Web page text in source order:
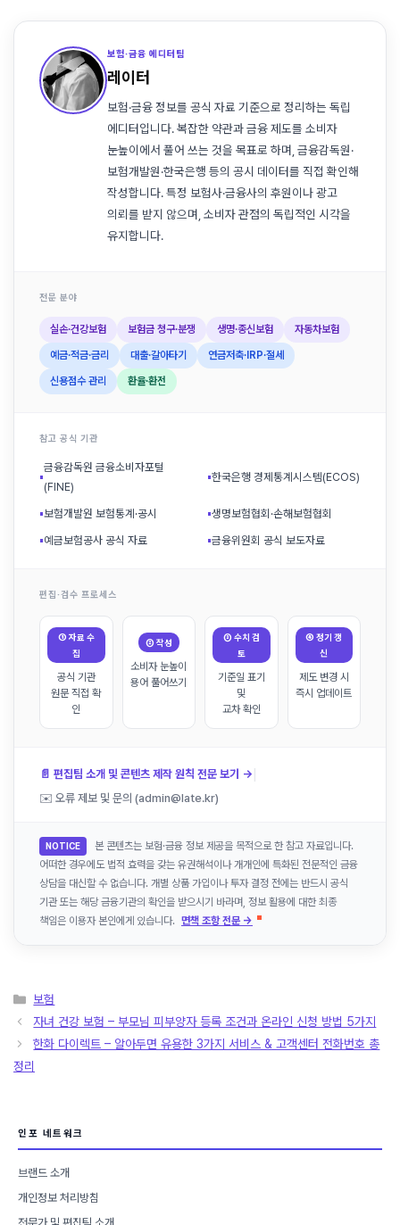
보험·금융 에디터팀
레이터
보험·금융 정보를 공식 자료 기준으로 정리하는 독립
에디터입니다. 복잡한 약관과 금융 제도를 소비자
눈높이에서 풀어 쓰는 것을 목표로 하며, 금융감독원·
보험개발원·한국은행 등의 공시 데이터를 직접 확인해
작성합니다. 특정 보험사·금융사의 후원이나 광고
의뢰를 받지 않으며, 소비자 관점의 독립적인 시각을
유지합니다.
전문 분야
실손·건강보험 보험금 청구·분쟁 생명·종신보험 자동차보험
예금·적금·금리 대출·갈아타기 연금저축·IRP·절세
신용점수 관리 환율·환전
참고 공식 기관
▪
금융감독원 금융소비자포털
(FINE)
▪한국은행 경제통계시스템(ECOS)
▪보험개발원 보험통계·공시 ▪생명보험협회·손해보험협회
▪예금보험공사 공식 자료 ▪금융위원회 공식 보도자료
편집·검수 프로세스
① 자료 수
집
공식 기관
원문 직접 확
인
② 작성
소비자 눈높이
용어 풀어쓰기
③ 수치 검
토
기준일 표기
및
교차 확인
④ 정기 갱
신
제도 변경 시
즉시 업데이트
📄 편집팀 소개 및 콘텐츠 제작 원칙 전문 보기 → |
✉️ 오류 제보 및 문의 (admin@late.kr)
NOTICE
본 콘텐츠는 보험·금융 정보 제공을 목적으로 한 참고 자료입니다.
어떠한 경우에도 법적 효력을 갖는 유권해석이나 개개인에 특화된 전문적인 금융
상담을 대신할 수 없습니다. 개별 상품 가입이나 투자 결정 전에는 반드시 공식
기관 또는 해당 금융기관의 확인을 받으시기 바라며, 정보 활용에 대한 최종
책임은 이용자 본인에게 있습니다. 면책 조항 전문 →
카
테
리
보험
자녀 건강 보험 – 부모님 피부양자 등록 조건과 온라인 신청 방법 5가지
한화 다이렉트 – 알아두면 유용한 3가지 서비스 & 고객센터 전화번호 총
정리
인포 네트워크
브랜드 소개
개인정보 처리방침